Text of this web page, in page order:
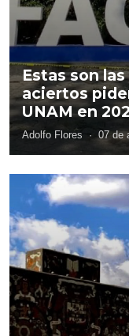
Estas son
aciertos
UNAM en
Adolfo Flores · 07 de